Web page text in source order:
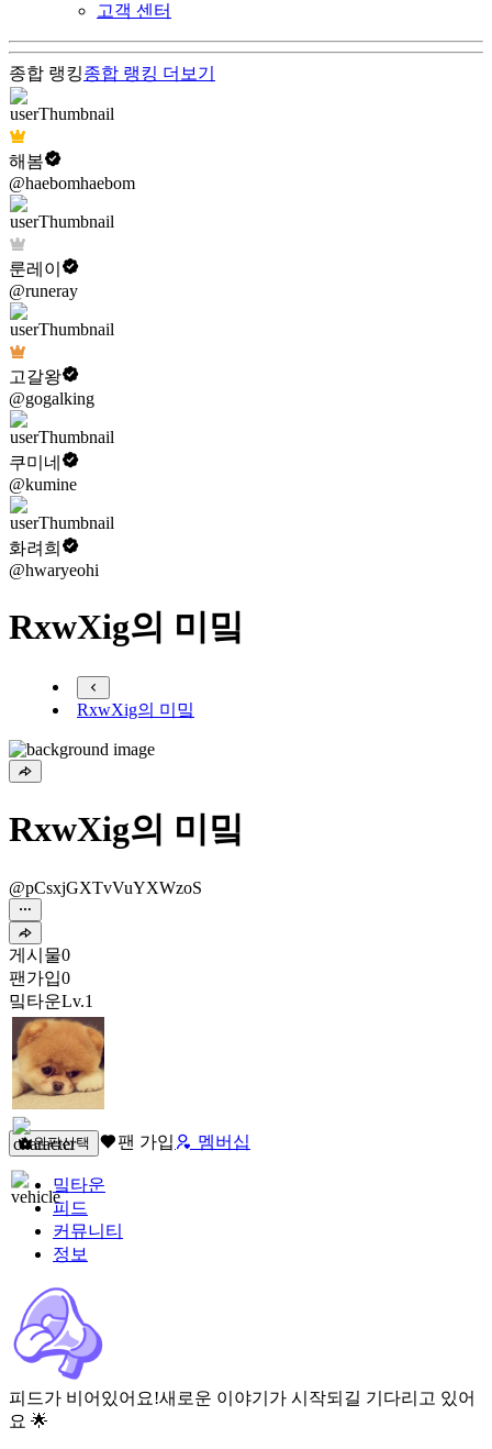
고객 센터
종합 랭킹종합 랭킹 더보기
해봄
@haebomhaebom
룬레이
@runeray
고갈왕
@gogalking
쿠미네
@kumine
화려희
@hwaryeohi
RxwXig의 미밐
RxwXig의 미밐
RxwXig의 미밐
@pCsxjGXTvVuYXWzoS
게시물0
팬가입0
밐타운Lv.1
원픽선택 팬 가입 멤버십
밐타운
피드
커뮤니티
정보
피드가 비어있어요!새로운 이야기가 시작되길 기다리고 있어
요 🌟